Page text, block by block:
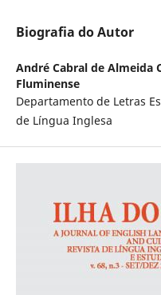
Biografia do Autor
André Cabral de Almeida
Fluminense
Departamento de Letras
de Língua Inglesa